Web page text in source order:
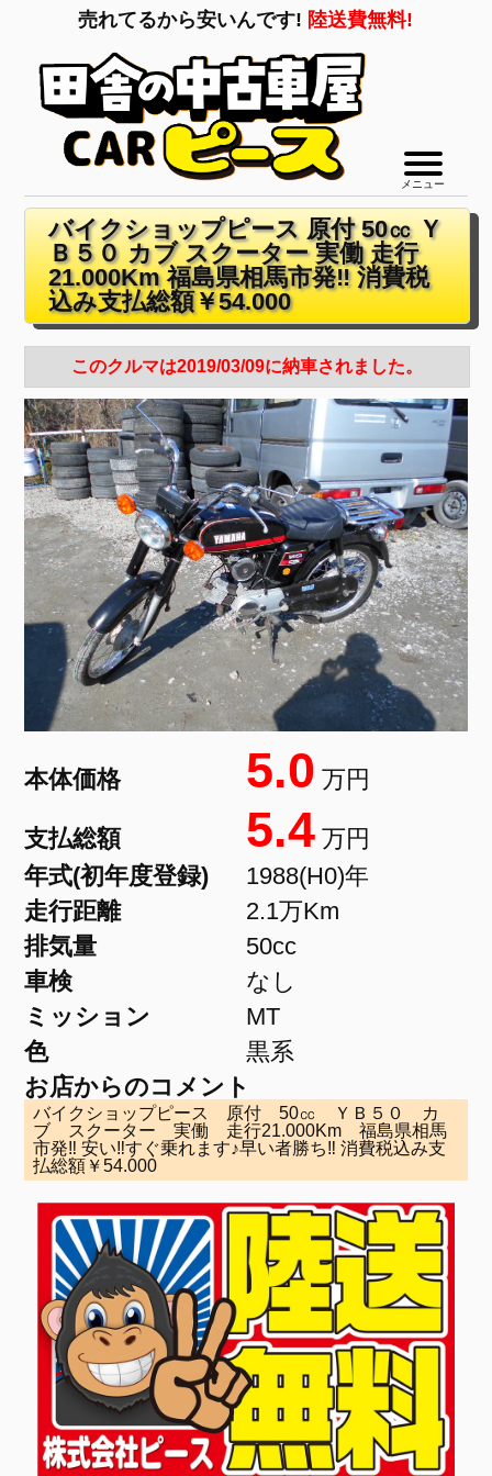
売れてるから安いんです! 陸送費無料!
メニュー
バイクショップピース 原付 50㏄ Ｙ
Ｂ５０ カブ スクーター 実働 走行
21.000Km 福島県相馬市発‼ 消費税
込み支払総額￥54.000
このクルマは2019/03/09に納車されました。
本体価格 5.0 万円
支払総額 5.4 万円
年式(初年度登録)
1988(H0)年
走行距離
2.1万Km
排気量
50cc
車検
なし
ミッション
MT
色
黒系
お店からのコメント
バイクショップピース 原付 50㏄ ＹＢ５０ カ
ブ スクーター 実働 走行21.000Km 福島県相馬
市発‼ 安い‼すぐ乗れます♪早い者勝ち‼ 消費税込み支
払総額￥54.000